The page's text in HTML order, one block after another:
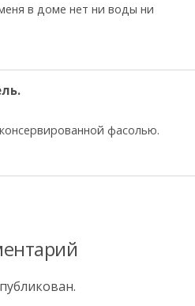
в доме нет ни воды ни
фасолью.